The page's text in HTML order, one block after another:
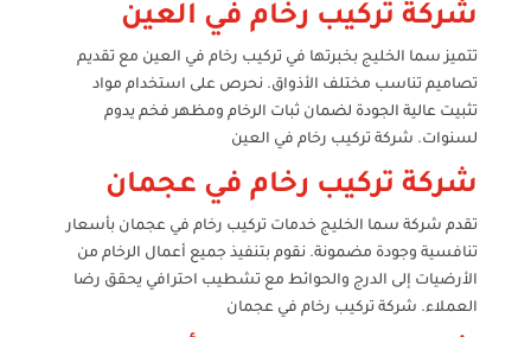
شركة تركيب رخام في العين
تتميز سما الخليج بخبرتها في تركيب رخام في العين مع تقديم
تصاميم تناسب مختلف الأذواق. نحرص على استخدام مواد
تثبيت عالية الجودة لضمان ثبات الرخام ومظهر فخم يدوم
لسنوات. شركة تركيب رخام في العين
شركة تركيب رخام في عجمان
تقدم شركة سما الخليج خدمات تركيب رخام في عجمان بأسعار
تنافسية وجودة مضمونة. نقوم بتنفيذ جميع أعمال الرخام من
الأرضيات إلى الدرج والحوائط مع تشطيب احترافي يحقق رضا
العملاء. شركة تركيب رخام في عجمان